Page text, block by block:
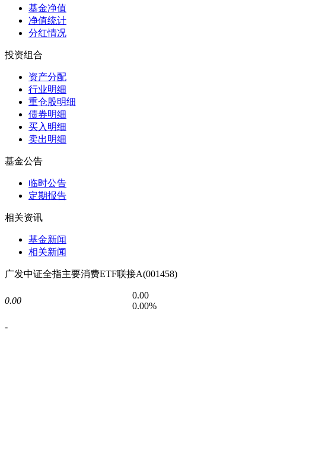
基金净值
净值统计
分红情况
投资组合
资产分配
行业明细
重仓股明细
债券明细
买入明细
卖出明细
基金公告
临时公告
定期报告
相关资讯
基金新闻
相关新闻
广发中证全指主要消费ETF联接A(001458)
0.00
0.00
0.00%
-